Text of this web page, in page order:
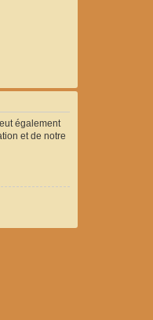
également
et de notre